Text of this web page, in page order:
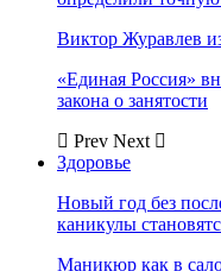
Виктор Журавлев
«Единая Россия»
закона о занятости
Prev Next
Здоровье
Новый год без
каникулы
Маникюр как в